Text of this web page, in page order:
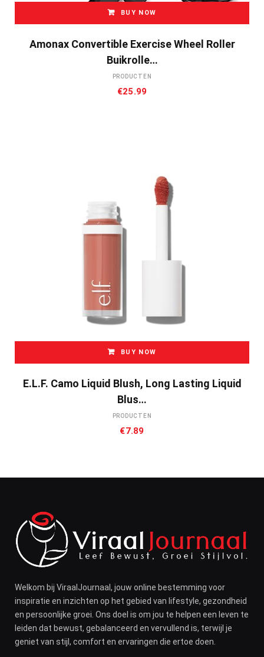
BUY NOW
Amonax Convertible Exercise Wheel Roller
Buikrolle…
PRODUCTEN
€25.99
BUY NOW
E.l.f. Camo Liquid Blush, Long Lasting Liquid
Blus…
PRODUCTEN
€7.89
Welkom bij ViraalJournaal, jouw online bestemming voor
inspiratie en inzichten op het gebied van lifestyle, gezondheid
en persoonlijke groei. Ons doel is om jou te helpen een leven te
leiden dat bewust, gebalanceerd en vervullend is, terwijl je
geniet van stijl, comfort en ervaringen die ertoe doen.